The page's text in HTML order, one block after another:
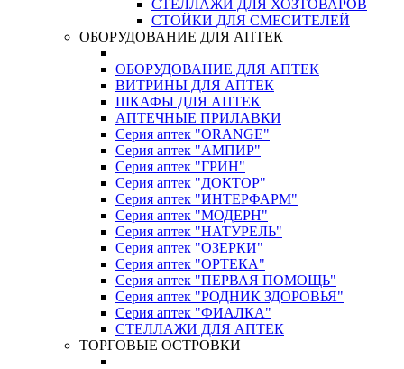
СТЕЛЛАЖИ ДЛЯ ХОЗТОВАРОВ
СТОЙКИ ДЛЯ СМЕСИТЕЛЕЙ
ОБОРУДОВАНИЕ ДЛЯ АПТЕК
ОБОРУДОВАНИЕ ДЛЯ АПТЕК
ВИТРИНЫ ДЛЯ АПТЕК
ШКАФЫ ДЛЯ АПТЕК
АПТЕЧНЫЕ ПРИЛАВКИ
Серия аптек "ORANGE"
Серия аптек "АМПИР"
Серия аптек "ГРИН"
Серия аптек "ДОКТОР"
Серия аптек "ИНТЕРФАРМ"
Серия аптек "МОДЕРН"
Серия аптек "НАТУРЕЛЬ"
Серия аптек "ОЗЕРКИ"
Серия аптек "ОРТЕКА"
Серия аптек "ПЕРВАЯ ПОМОЩЬ"
Серия аптек "РОДНИК ЗДОРОВЬЯ"
Серия аптек "ФИАЛКА"
СТЕЛЛАЖИ ДЛЯ АПТЕК
ТОРГОВЫЕ ОСТРОВКИ